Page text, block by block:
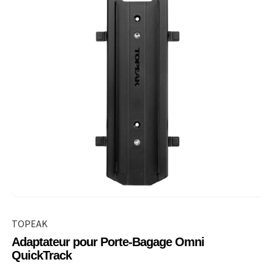
TOPEAK
Adaptateur pour Porte-Bagage Omni
QuickTrack